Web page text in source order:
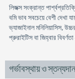
লিজক্স সংক্রান্ত
বমি ভাব সবচেয়ে বেশী দেখা
ভ্যাজাইনাল মনিলিয়াসিস,
প্রুরাইটিস বা জিহ্বার
গর্ভাবস্থায় ও